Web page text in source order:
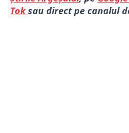
Toksau direct pe canalul